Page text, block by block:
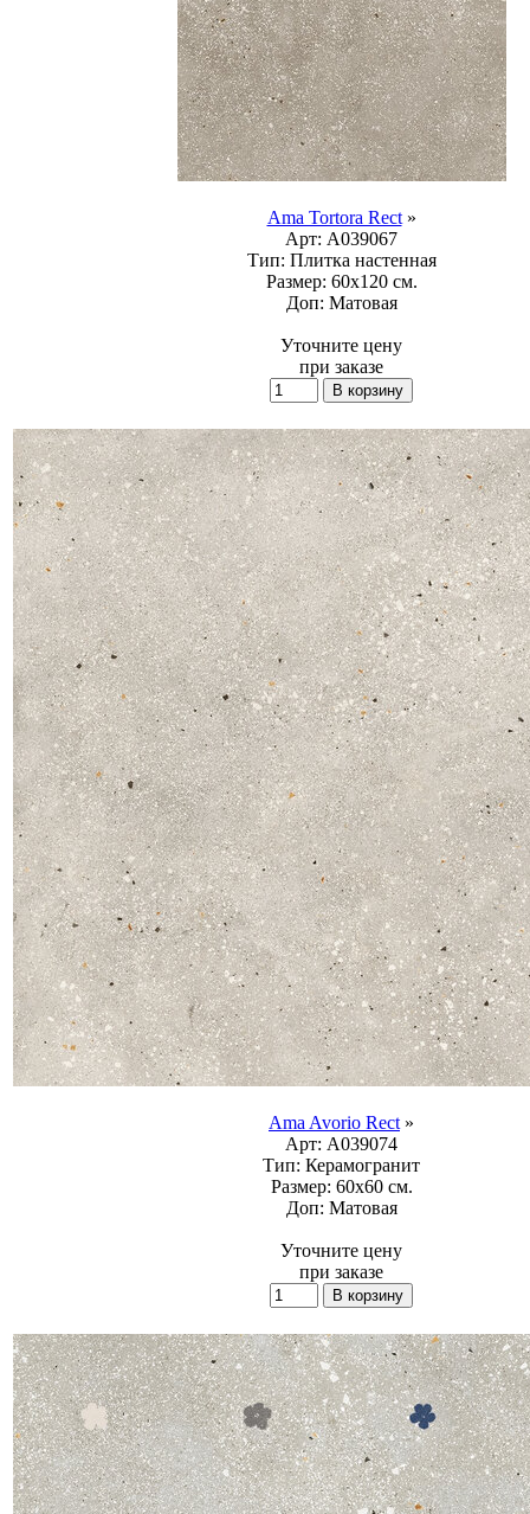
Ama Tortora Rect»
Арт: A039067
Тип: Плитка настенная
Размер: 60x120 см.
Доп: Матовая
Уточните цену
при заказе
Ama Avorio Rect »
Арт: A039074
Тип: Керамогранит
Размер: 60x60 см.
Доп: Матовая
Уточните цену
при заказе